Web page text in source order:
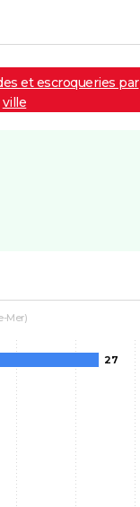
et escroqueries par
ville
Mer)
27